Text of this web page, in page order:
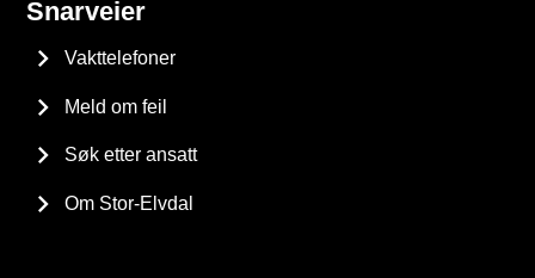
Snarveier
Vakttelefoner
Meld om feil
Søk etter ansatt
Om Stor-Elvdal